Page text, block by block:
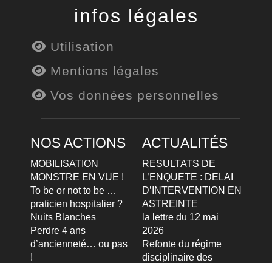
infos légales
Utilisation
Mentions légales
Vos données personnelles
NOS ACTIONS
MOBILISATION
MONSTRE EN VUE !
To be or not to be …
praticien hospitalier ?
Nuits Blanches
Perdre 4 ans
d’ancienneté… ou pas
!
ACTUALITÉS
RESULTATS DE
L’ENQUETE : DELAI
D’INTERVENTION EN
ASTREINTE
la lettre du 12 mai
2026
Refonte du régime
disciplinaire des